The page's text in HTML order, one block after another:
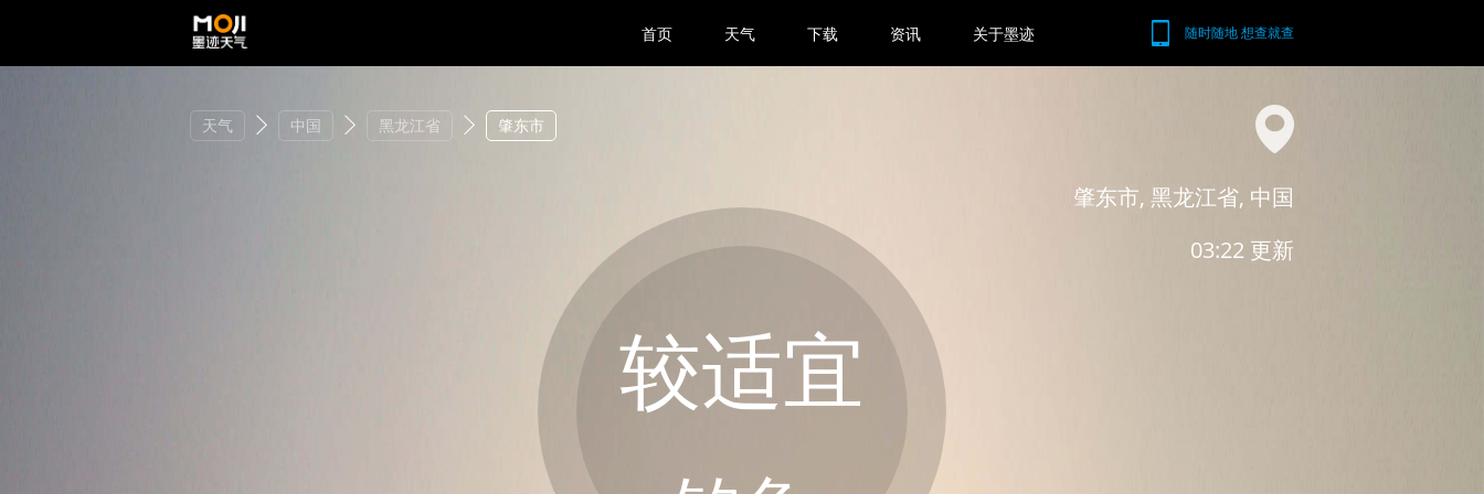
随时随地 想查就查
首页 天气 下载 资讯 关于墨迹
天气 中国 黑龙江省 肇东市
肇东市, 黑龙江省, 中国
03:22 更新
较适宜